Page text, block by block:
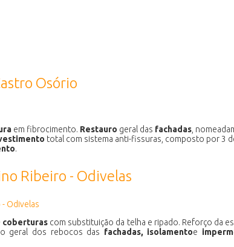
Osório
em fibrocimento. Restauro geral das fachadas ,
total com sistema anti-fissuras, composto por 3
.
Ribeiro - Odivelas
coberturascom substituição da telha e ripado. Reforço da
geral dos rebocos das fachadas, isolamentoe